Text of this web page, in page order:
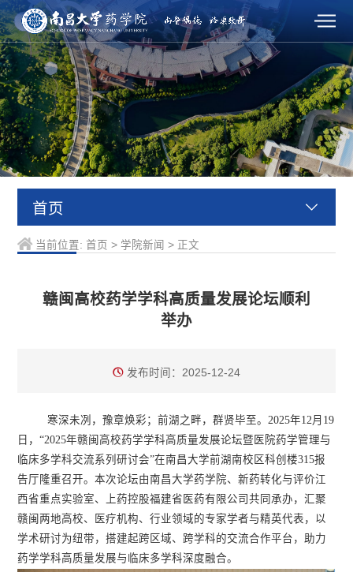
首页
当前位置: 首页 > 学院新闻 > 正文
赣闽高校药学学科高质量发展论坛顺利
举办
发布时间：2025-12-24
寒深未冽，豫章焕彩；前湖之畔，群贤毕至。2025年12月19
日，“2025年赣闽高校药学学科高质量发展论坛暨医院药学管理与
临床多学科交流系列研讨会”在南昌大学前湖南校区科创楼315报
告厅隆重召开。本次论坛由南昌大学药学院、新药转化与评价江
西省重点实验室、上药控股福建省医药有限公司共同承办，汇聚
赣闽两地高校、医疗机构、行业领域的专家学者与精英代表，以
学术研讨为纽带，搭建起跨区域、跨学科的交流合作平台，助力
药学学科高质量发展与临床多学科深度融合。